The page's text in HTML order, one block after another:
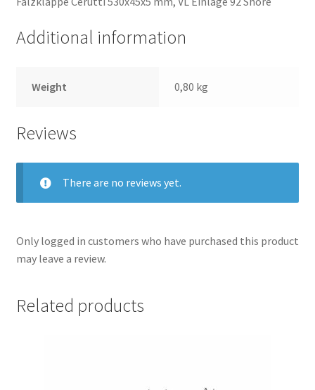
Additional information
Weight 0,80 kg
Reviews
There are no reviews yet.
Only logged in customers who have purchased this product
may leave a review.
Related products